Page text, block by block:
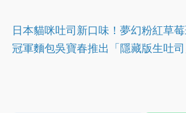
日本貓咪吐司新口味！夢幻粉紅草
冠軍麵包吳寶春推出「隱藏版生吐司